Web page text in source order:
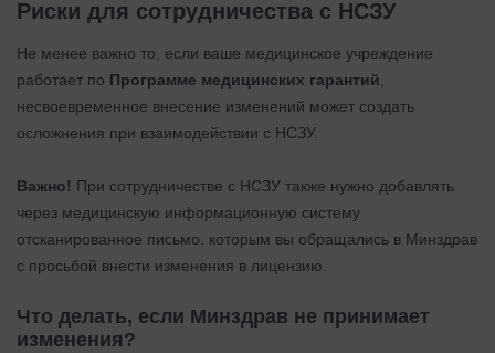
Риски для сотрудничества с НСЗУ
Не менее важно то, если ваше медицинское учреждение
работает по Программе медицинских гарантий
несвоевременное внесение изменений может создать
осложнения при взаимодействии с НСЗУ.
Важно! При сотрудничестве с НСЗУ также нужно добавлять
через медицинскую информационную систему
отсканированное письмо, которым вы обращались в Минздрав
с просьбой внести изменения в лицензию.
Что делать, если Минздрав не принимает
изменения?